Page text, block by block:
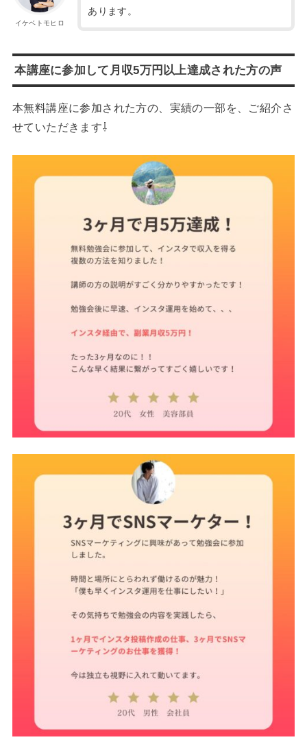
イケベトモヒロ
あります。
本講座に参加して月収5万円以上達成された方の声
本無料講座に参加された方の、実績の一部を、ご紹介さ
せていただきます⇩